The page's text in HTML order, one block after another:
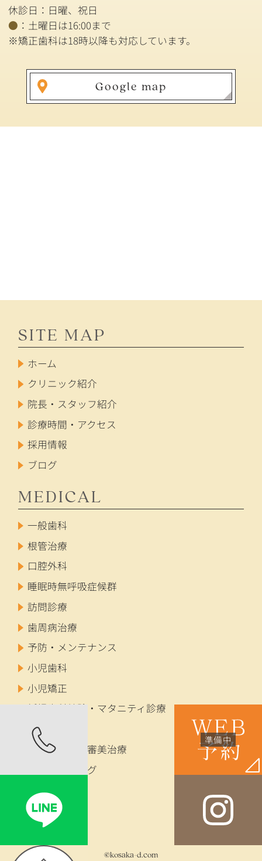
休診日：日曜、祝日
● ：土曜日は16:00まで
※矯正歯科は18時以降も対応しています。
Google map
SITE MAP
ホーム
クリニック紹介
院長・スタッフ紹介
診療時間・アクセス
採用情報
ブログ
MEDICAL
一般歯科
根管治療
口腔外科
睡眠時無呼吸症候群
訪問診療
歯周病治療
予防・メンテナンス
小児歯科
小児矯正
妊婦歯科健診・マタニティ診療
成人矯正
セラミック・審美治療
ホワイトニング
インプラント
入れ歯
©kosaka-d.com